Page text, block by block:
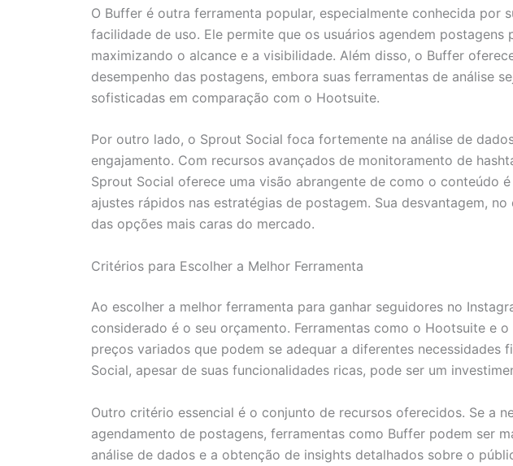
O Buffer é outra ferramenta popular, especialmente conhecida por
facilidade de uso. Ele permite que os usuários agendem postagens
maximizando o alcance e a visibilidade. Além disso, o Buffer
desempenho das postagens, embora suas ferramentas de análise
sofisticadas em comparação com o Hootsuite.
Por outro lado, o Sprout Social foca fortemente na análise de
engajamento. Com recursos avançados de monitoramento de
Sprout Social oferece uma visão abrangente de como o conteúdo
ajustes rápidos nas estratégias de postagem. Sua desvantagem,
das opções mais caras do mercado.
Critérios para Escolher a Melhor Ferramenta
Ao escolher a melhor ferramenta para ganhar seguidores no
considerado é o seu orçamento. Ferramentas como o Hootsuite e
preços variados que podem se adequar a diferentes necessidades
Social, apesar de suas funcionalidades ricas, pode ser um
Outro critério essencial é o conjunto de recursos oferecidos. Se a
agendamento de postagens, ferramentas como Buffer podem ser
análise de dados e a obtenção de insights detalhados sobre o